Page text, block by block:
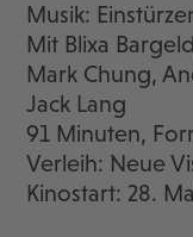
Musik:
Mit Blixa
Mark Chung,
Jack Lang
91 Minuten,
Verleih: Neue
Kinostart: 28.